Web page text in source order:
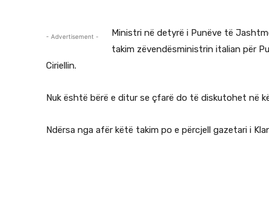
- Advertisement -
Ministri në detyrë i Punëve të
takim zëvendësministrin italian për
Ciriellin.
Nuk është bërë e ditur se çfarë do të diskutohet në
Ndërsa nga afër këtë takim po e përcjell gazetari i